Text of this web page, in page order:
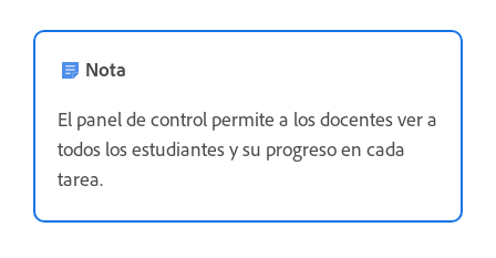
Nota
El panel de control permite a los docentes ver a
todos los estudiantes y su progreso en cada
tarea.